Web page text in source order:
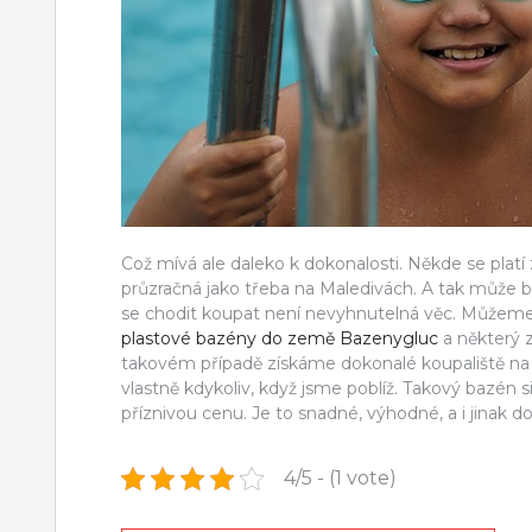
Což mívá ale daleko k dokonalosti. Někde se
průzračná jako třeba na Maledivách. A tak může
se chodit koupat není nevyhnutelná věc.
plastové bazény do země Bazenygluc a některý
takovém případě získáme dokonalé koupaliště
vlastně kdykoliv, když jsme poblíž. Takový bazén
příznivou cenu. Je to snadné, výhodné, a i jinak
4/5 - (1 vote)